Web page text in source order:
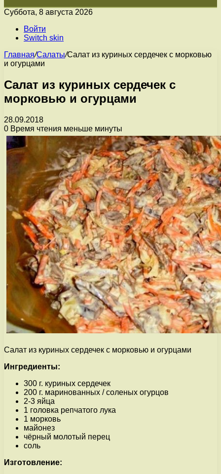
Суббота, 8 августа 2026
Войти
Switch skin
Главная/Салаты/Салат из куриных сердечек с морковью
и огурцами
Салат из куриных сердечек с
морковью и огурцами
28.09.2018
0 Время чтения меньше минуты
Салат из куриных сердечек с морковью и огурцами
Ингредиенты:
300 г. куриных сердечек
200 г. маринованных / соленых огурцов
2-3 яйца
1 головка репчатого лука
1 морковь
майонез
чёрный молотый перец
соль
Изготовление: